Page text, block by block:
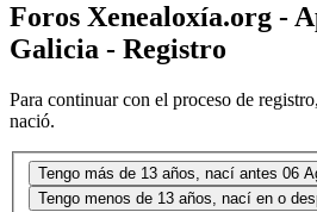
Foros Xenealoxía.org -
Galicia - Registro
Para continuar con el proceso de
nació.